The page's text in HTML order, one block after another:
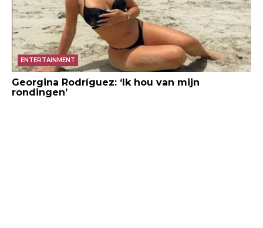
ENTERTAINMENT
Georgina Rodríguez: ‘Ik hou van mijn
rondingen’